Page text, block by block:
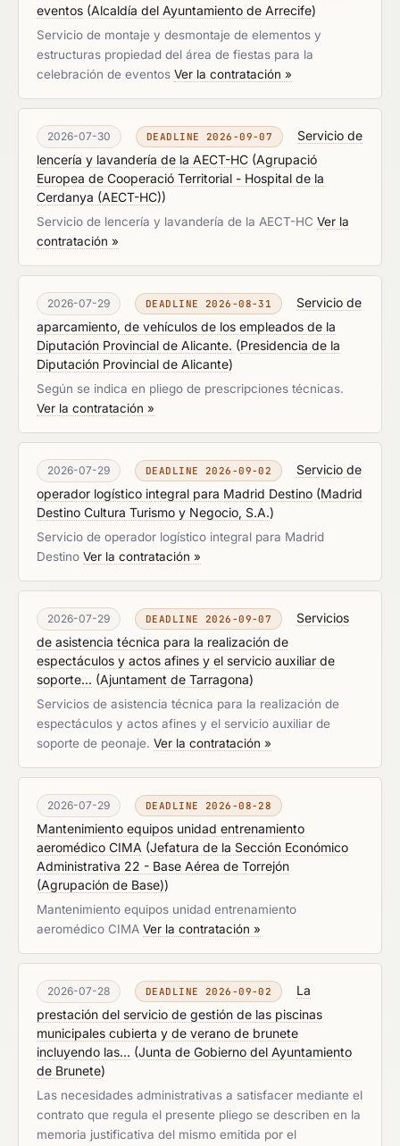
eventos (Alcaldía del Ayuntamiento de Arrecife)
Servicio de montaje y desmontaje de elementos y
estructuras propiedad del área de fiestas para la
celebración de eventos Ver la contratación »
2026-07-30 DEADLINE 2026-09-07
Servicio de
lencería y lavandería de la AECT-HC (Agrupació
Europea de Cooperació Territorial - Hospital de la
Cerdanya (AECT-HC))
Servicio de lencería y lavandería de la AECT-HC Ver la
contratación »
2026-07-29 DEADLINE 2026-08-31
Servicio de
aparcamiento, de vehículos de los empleados de la
Diputación Provincial de Alicante. (Presidencia de la
Diputación Provincial de Alicante)
Según se indica en pliego de prescripciones técnicas.
Ver la contratación »
2026-07-29 DEADLINE 2026-09-02
Servicio de
operador logístico integral para Madrid Destino (Madrid
Destino Cultura Turismo y Negocio, S.A.)
Servicio de operador logístico integral para Madrid
Destino Ver la contratación »
2026-07-29 DEADLINE 2026-09-07
Servicios
de asistencia técnica para la realización de
espectáculos y actos afines y el servicio auxiliar de
soporte... (Ajuntament de Tarragona)
Servicios de asistencia técnica para la realización de
espectáculos y actos afines y el servicio auxiliar de
soporte de peonaje. Ver la contratación »
2026-07-29 DEADLINE 2026-08-28
Mantenimiento equipos unidad entrenamiento
aeromédico CIMA (Jefatura de la Sección Económico
Administrativa 22 - Base Aérea de Torrejón
(Agrupación de Base))
Mantenimiento equipos unidad entrenamiento
aeromédico CIMA Ver la contratación »
2026-07-28 DEADLINE 2026-09-02
La
prestación del servicio de gestión de las piscinas
municipales cubierta y de verano de brunete
incluyendo las... (Junta de Gobierno del Ayuntamiento
de Brunete)
Las necesidades administrativas a satisfacer mediante el
contrato que regula el presente pliego se describen en la
memoria justificativa del mismo emitida por el